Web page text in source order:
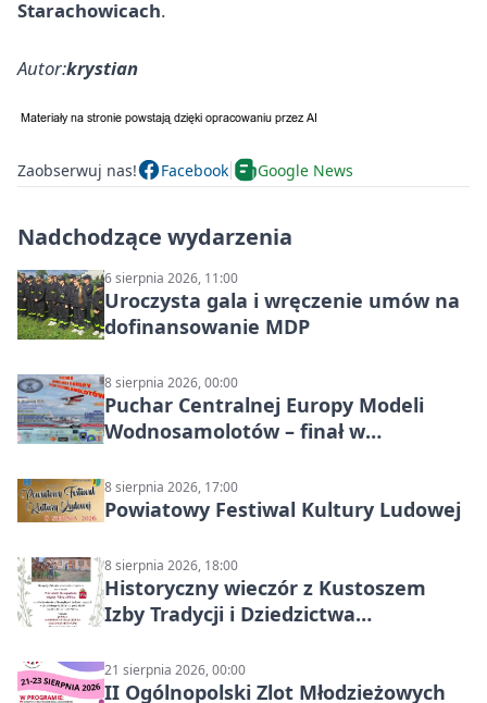
Starachowicach.
Autor:krystian
Zaobserwuj nas! Facebook Google News
Nadchodzące wydarzenia
6 sierpnia 2026, 11:00
Uroczysta gala i wręczenie umów na
dofinansowanie MDP
8 sierpnia 2026, 00:00
Puchar Centralnej Europy Modeli
Wodnosamolotów – finał w
8 sierpnia 2026, 17:00
Powiatowy Festiwal Kultury Ludowej
8 sierpnia 2026, 18:00
Historyczny wieczór z Kustoszem
Izby Tradycji i Dziedzictwa
Gęburą
21 sierpnia 2026, 00:00
II Ogólnopolski Zlot Młodzieżowych